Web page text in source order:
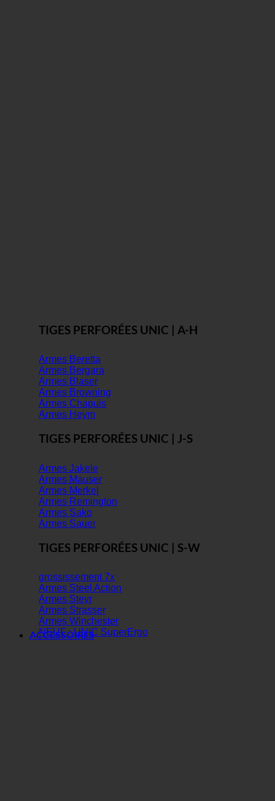
TIGES PERFORÉES UNIC | A-H
Armes Beretta
Armes Bergara
Armes Blaser
Armes Browning
Armes Chapuis
Armes Heym
TIGES PERFORÉES UNIC | J-S
Armes Jakele
Armes Mauser
Armes Merkel
Armes Remington
Armes Sako
Armes Sauer
TIGES PERFORÉES UNIC | S-W
grossissement 7x
Armes Steel Action
Armes Steyr
Armes Strasser
Armes Winchester
NEUF : UNIC SuperErgo
ACCESSOIRES